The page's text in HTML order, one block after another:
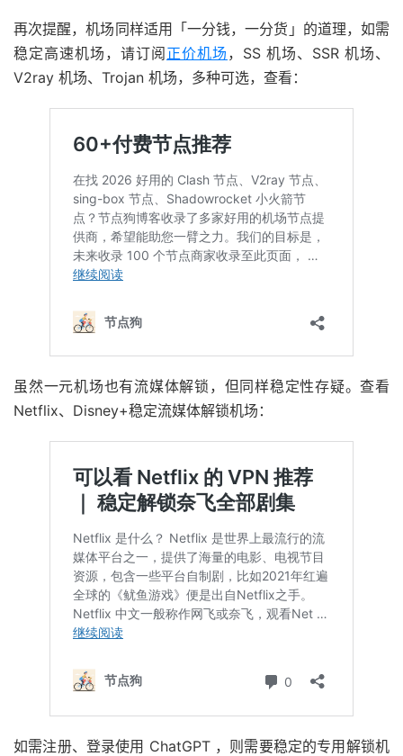
再次提醒，机场同样适用「一分钱，一分货」的道理，如需
稳定高速机场，请订阅 正价机场 ，SS 机场、SSR 机场、
V2ray 机场、Trojan 机场，多种可选，查看：
虽然一元机场也有流媒体解锁，但同样稳定性存疑。查看
Netflix、Disney+稳定流媒体解锁机场：
如需注册、登录使用 ChatGPT ，则需要稳定的专用解锁机